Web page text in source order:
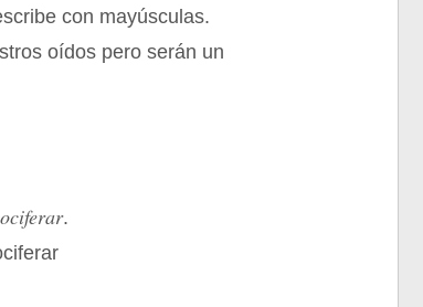
con mayúsculas.
oídos pero serán un
.